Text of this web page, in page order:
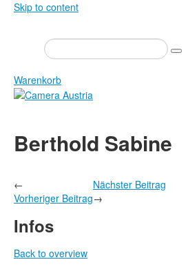
Skip to content
Presse
Veranstaltungen
Newsletter
Über uns
Shop
Warenkorb
Zeitschrift
Bücher
Camera Austria Preis
Berthold Sabine
←
Vorheriger Beitrag
Nächster Beitrag
→
Infos
Back to overview